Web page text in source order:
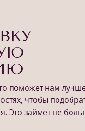
поможет нам
чтобы
Это займет не